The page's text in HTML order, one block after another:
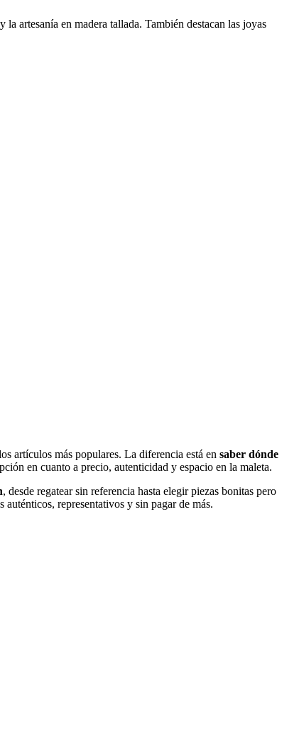
artesanía en madera tallada. También destacan las joyas
artículos más populares. La diferencia está en saber dónde
en cuanto a precio, autenticidad y espacio en la maleta.
, desde regatear sin referencia hasta elegir piezas bonitas pero
representativos y sin pagar de más.